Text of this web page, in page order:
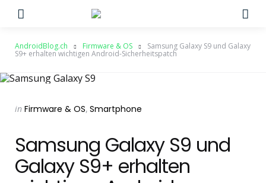
AndroidBlog.ch Firmware & OS Samsung Galaxy S9 und Galaxy
S9+ erhalten wichtigen Android-Sicherheitspatch
Categories
Posted
in Firmware & OS Smartphone
Samsung Galaxy S9 und
Galaxy S9+ erhalten